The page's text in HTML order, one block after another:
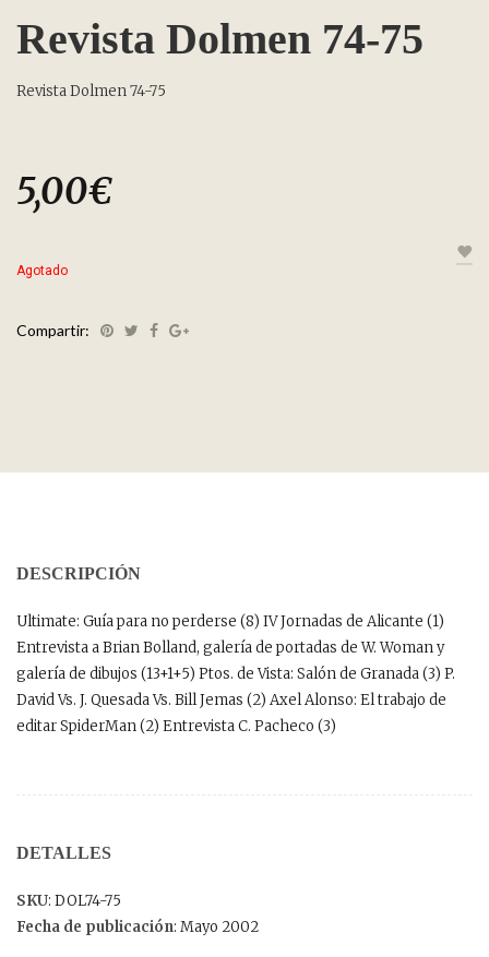
Revista Dolmen 74-75
Revista Dolmen 74-75
5,00€
Agotado
Compartir:
DESCRIPCIÓN
Ultimate: Guía para no perderse (8) IV Jornadas de Alicante (1)
Entrevista a Brian Bolland, galería de portadas de W. Woman y
galería de dibujos (13+1+5) Ptos. de Vista: Salón de Granada (3) P.
David Vs. J. Quesada Vs. Bill Jemas (2) Axel Alonso: El trabajo de
editar SpiderMan (2) Entrevista C. Pacheco (3)
DETALLES
SKU: DOL74-75
Fecha de publicación: Mayo 2002